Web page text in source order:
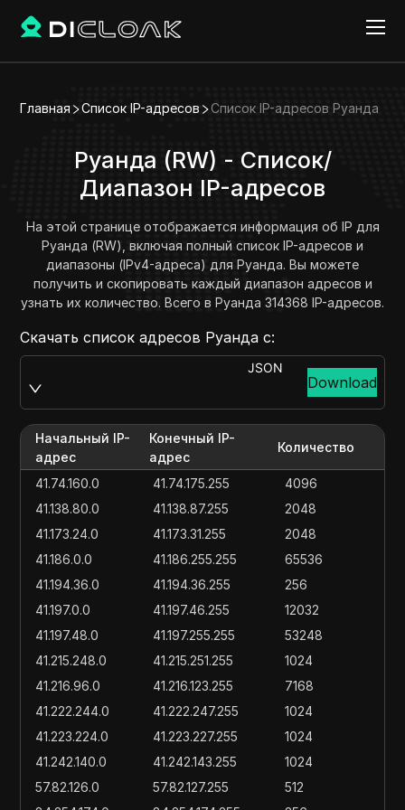
Главная Список IP-адресов Список IP-адресов Руанда
Руанда (RW) - Список/
Диапазон IP-адресов
На этой странице отображается информация об IP для
Руанда (RW), включая полный список IP-адресов и
диапазоны (IPv4-адреса) для Руанда. Вы можете
получить и скопировать каждый диапазон адресов и
узнать их количество. Всего в Руанда 314368 IP-адресов.
Скачать список адресов Руанда с:
JSON
Download
Начальный IP-
адрес
Конечный IP-
адрес
Количество
41.74.160.0 41.74.175.255
4096
41.138.80.0
41.138.87.255
2048
41.173.24.0
41.173.31.255
2048
41.186.0.0
41.186.255.255
65536
41.194.36.0
41.194.36.255
256
41.197.0.0
41.197.46.255
12032
41.197.48.0
41.197.255.255
53248
41.215.248.0
41.215.251.255
1024
41.216.96.0
41.216.123.255
7168
41.222.244.0
41.222.247.255
1024
41.223.224.0
41.223.227.255
1024
41.242.140.0
41.242.143.255
1024
57.82.126.0
57.82.127.255
512